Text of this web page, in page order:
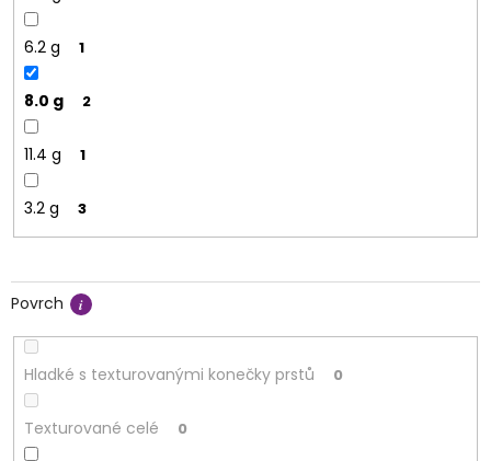
6.2 g 1
8.0 g 2
11.4 g 1
3.2 g 3
Povrch
Hladké s texturovanými konečky prstů 0
Texturované celé 0